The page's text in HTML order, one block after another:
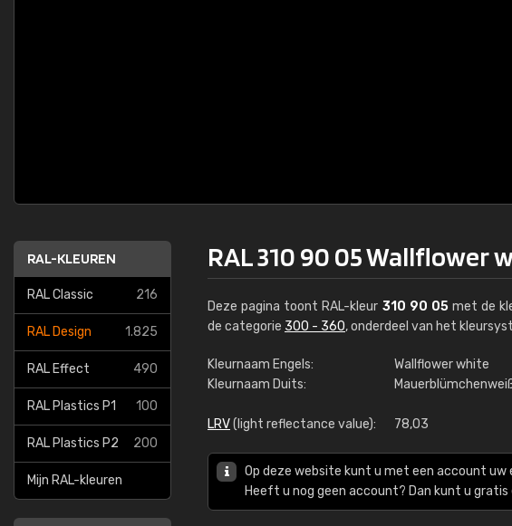
RAL-KLEUREN
RAL Classic 216
RAL Design 1.825
RAL Effect 490
RAL Plastics P1 100
RAL Plastics P2 200
Mijn RAL-kleuren
RAL 310 90 05 Wallflower
Deze pagina toont RAL-kleur 310 90 05met de
de categorie 300 - 360, onderdeel van het
Kleurnaam Engels:
Wallflower white
Kleurnaam Duits:
LRV(light reflectance value): 78,03
Op deze website kunt u met een account uw
Heeft u nog geen account? Dan kunt u gratis